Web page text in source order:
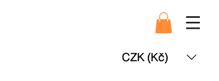
CZK (Kč)